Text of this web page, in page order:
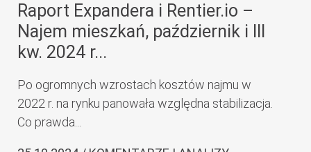
Raport Expandera i Rentier.io –
Najem mieszkań, październik i III
kw. 2024 r...
Po ogromnych wzrostach kosztów najmu w
2022 r. na rynku panowała względna stabilizacja.
Co prawda...